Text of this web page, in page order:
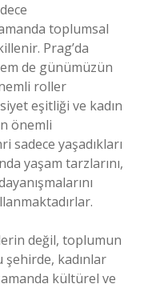
toplumsal
Prag’da
de günümüzün
roller
eşitliği ve kadın
önemli
sadece yaşadıkları
yaşam tarzlarını,
değil, toplumun
şehirde, kadınlar
kültürel ve